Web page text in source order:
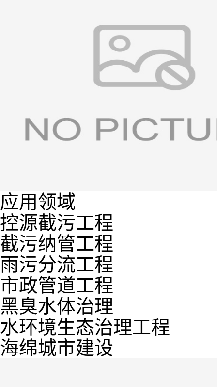
应用领域
控源截污工程
截污纳管工程
雨污分流工程
市政管道工程
黑臭水体治理
水环境生态治理工程
海绵城市建设